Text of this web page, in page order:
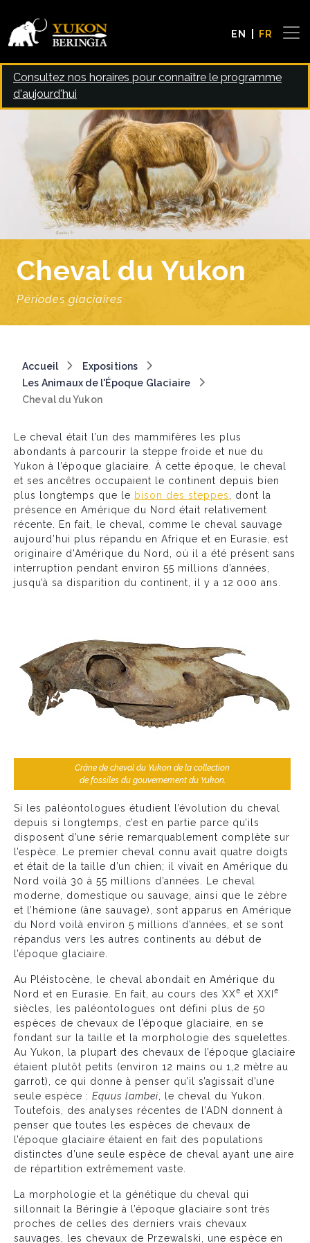
EN FR
Consultez nos horaires pour connaître le programme
d'aujourd'hui
Cheval du Yukon
Périodes glaciaires
Breadcrumb
Accueil
Expositions
Les Animaux de l'Époque Glaciaire
Cheval du Yukon
Le cheval était l’un des mammifères les plus
abondants à parcourir la steppe froide et nue du
Yukon à l’époque glaciaire. À cette époque, le cheval
et ses ancêtres occupaient le continent depuis bien
plus longtemps que le bison des steppes
, dont la
présence en Amérique du Nord était relativement
récente. En fait, le cheval, comme le cheval sauvage
aujourd’hui plus répandu en Afrique et en Eurasie, est
originaire d’Amérique du Nord, où il a été présent sans
interruption pendant environ 55 millions d’années,
jusqu’à sa disparition du continent, il y a 12 000 ans.
Crâne de cheval du Yukon de la collection
de fossiles du gouvernement du Yukon.
Si les paléontologues étudient l’évolution du cheval
depuis si longtemps, c’est en partie parce qu’ils
disposent d’une série remarquablement complète sur
l’espèce. Le premier cheval connu avait quatre doigts
et était de la taille d’un chien; il vivait en Amérique du
Nord voilà 30 à 55 millions d’années. Le cheval
moderne, domestique ou sauvage, ainsi que le zèbre
et l’hémione (âne sauvage), sont apparus en Amérique
du Nord voilà environ 5 millions d’années, et se sont
répandus vers les autres continents au début de
l’époque glaciaire.
Au Pléistocène, le cheval abondait en Amérique du
Nord et en Eurasie. En fait, au cours des XXe et XXIe
siècles, les paléontologues ont défini plus de 50
espèces de chevaux de l’époque glaciaire, en se
fondant sur la taille et la morphologie des squelettes.
Au Yukon, la plupart des chevaux de l’époque glaciaire
étaient plutôt petits (environ 12 mains ou 1,2 mètre au
garrot), ce qui donne à penser qu’il s’agissait d’une
seule espèce : Equus lambei , le cheval du Yukon.
Toutefois, des analyses récentes de l’ADN donnent à
penser que toutes les espèces de chevaux de
l’époque glaciaire étaient en fait des populations
distinctes d’une seule espèce de cheval ayant une aire
de répartition extrêmement vaste.
La morphologie et la génétique du cheval qui
sillonnait la Béringie à l’époque glaciaire sont très
proches de celles des derniers vrais chevaux
sauvages, les chevaux de Przewalski, une espèce en